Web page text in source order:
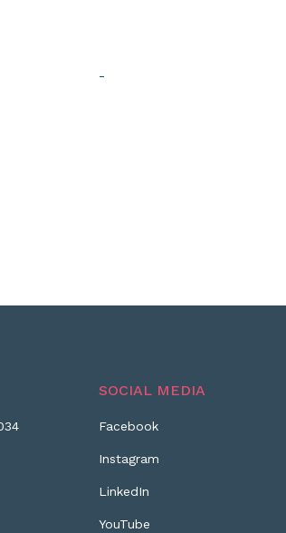
-
SOCIAL MEDIA
Facebook
Instagram
LinkedIn
YouTube